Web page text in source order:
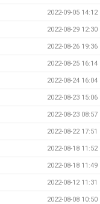
2022-09-05 14:12
2022-08-29 12:30
2022-08-26 19:36
2022-08-25 16:14
2022-08-24 16:04
2022-08-23 15:06
2022-08-23 08:57
2022-08-22 17:51
2022-08-18 11:52
2022-08-18 11:49
2022-08-12 11:31
2022-08-08 10:50